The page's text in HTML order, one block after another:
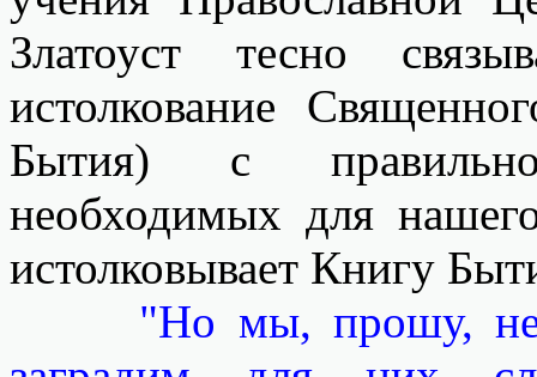
Златоуст тесно
истолкование
Бытия) с
необходимых для
истолковывает Книгу
"Но мы, прошу, не